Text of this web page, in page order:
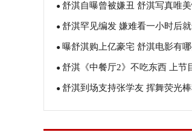
逆袭了！
● 舒淇自曝曾被嫌丑 舒淇写真唯美
● 舒淇罕见编发 嫌难看一小时后
● 曝舒淇购上亿豪宅 舒淇电影有哪
● 舒淇《中餐厅2》不吃东西 上节
● 舒淇到场支持张学友 挥舞荧光